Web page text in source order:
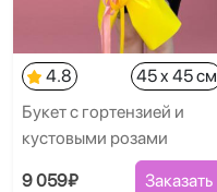
4.8
45 x 45 см
Букет с гортензией и
кустовыми розами
9 059₽ Заказать